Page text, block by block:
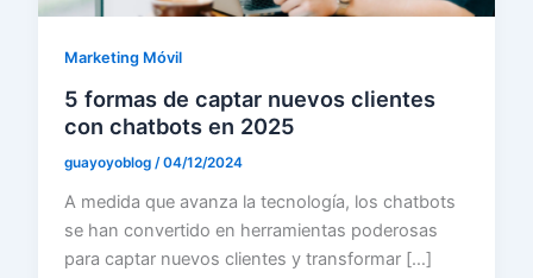
Marketing Móvil
5 formas de captar nuevos clientes
con chatbots en 2025
guayoyoblog/04/12/2024
A medida que avanza la tecnología, los chatbots
se han convertido en herramientas poderosas
para captar nuevos clientes y transformar […]